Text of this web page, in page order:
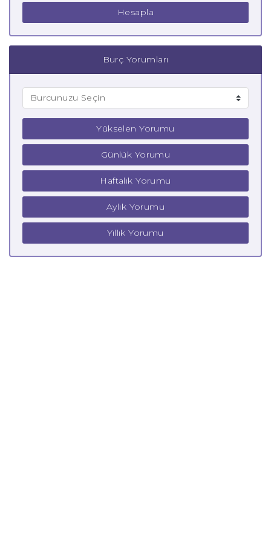
Hesapla
Burç Yorumları
Yükselen Yorumu
Günlük Yorumu
Haftalık Yorumu
Aylık Yorumu
Yıllık Yorumu